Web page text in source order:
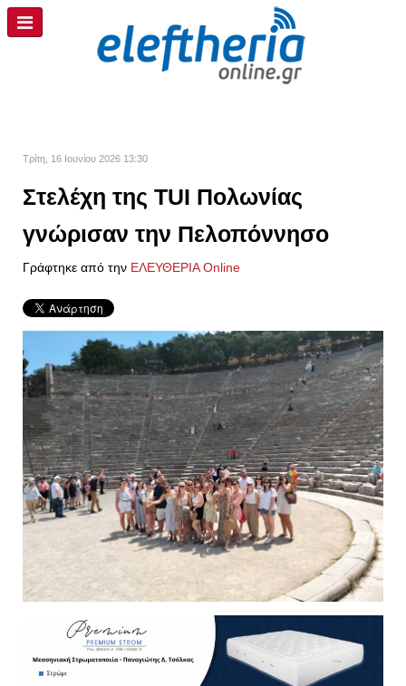
Τρίτη, 16 Ιουνίου 2026 13:30
Στελέχη της TUI Πολωνίας
γνώρισαν την Πελοπόννησο
Γράφτηκε από την ΕΛΕΥΘΕΡΙΑ Online